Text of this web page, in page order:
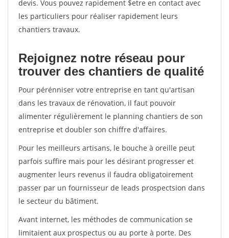
devis. Vous pouvez rapidement $etre en contact avec
les particuliers pour réaliser rapidement leurs
chantiers travaux.
Rejoignez notre réseau pour
trouver des chantiers de qualité
Pour pérénniser votre entreprise en tant qu'artisan
dans les travaux de rénovation, il faut pouvoir
alimenter régulièrement le planning chantiers de son
entreprise et doubler son chiffre d'affaires.
Pour les meilleurs artisans, le bouche à oreille peut
parfois suffire mais pour les désirant progresser et
augmenter leurs revenus il faudra obligatoirement
passer par un fournisseur de leads prospectsion dans
le secteur du bâtiment.
Avant internet, les méthodes de communication se
limitaient aux prospectus ou au porte à porte. Des